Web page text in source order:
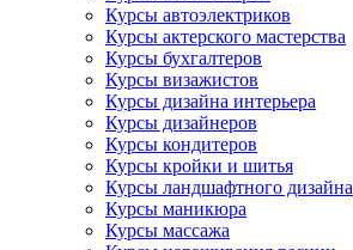
Курсы автоэлектриков
Курсы актерского мастерства
Курсы бухгалтеров
Курсы визажистов
Курсы дизайна интерьера
Курсы дизайнеров
Курсы кондитеров
Курсы кройки и шитья
Курсы ландшафтного дизайна
Курсы маникюра
Курсы массажа